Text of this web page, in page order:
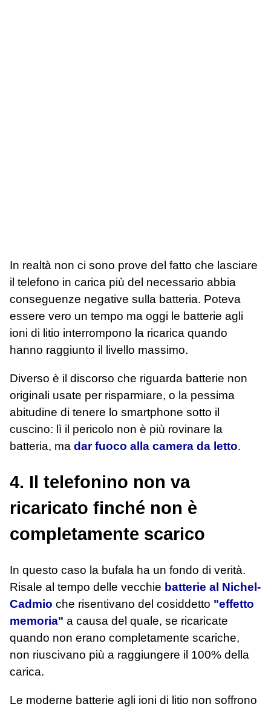
In realtà non ci sono prove del fatto che lasciare
il telefono in carica più del necessario abbia
conseguenze negative sulla batteria. Poteva
essere vero un tempo ma oggi le batterie agli
ioni di litio interrompono la ricarica quando
hanno raggiunto il livello massimo.
Diverso è il discorso che riguarda batterie non
originali usate per risparmiare, o la pessima
abitudine di tenere lo smartphone sotto il
cuscino: lì il pericolo non è più rovinare la
batteria, ma dar fuoco alla camera da letto.
4. Il telefonino non va
ricaricato finché non è
completamente scarico
In questo caso la bufala ha un fondo di verità.
Risale al tempo delle vecchie batterie al Nichel-
Cadmio che risentivano del cosiddetto "effetto
memoria" a causa del quale, se ricaricate
quando non erano completamente scariche,
non riuscivano più a raggiungere il 100% della
carica.
Le moderne batterie agli ioni di litio non soffrono